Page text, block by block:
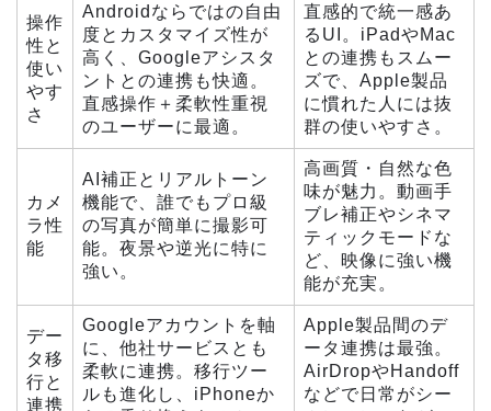
操作
性と
使い
やす
さ
Androidならではの自由
度とカスタマイズ性が
高く、Googleアシスタ
ントとの連携も快適。
直感操作＋柔軟性重視
のユーザーに最適。
直感的で統一感あ
るUI。iPadやMac
との連携もスムー
ズで、Apple製品
に慣れた人には抜
群の使いやすさ。
カメ
ラ性
能
AI補正とリアルトーン
機能で、誰でもプロ級
の写真が簡単に撮影可
能。夜景や逆光に特に
強い。
高画質・自然な色
味が魅力。動画手
ブレ補正やシネマ
ティックモードな
ど、映像に強い機
能が充実。
デー
タ移
行と
連携
Googleアカウントを軸
に、他社サービスとも
柔軟に連携。移行ツー
ルも進化し、iPhoneか
Apple製品間のデ
ータ連携は最強。
AirDropやHandoff
などで日常がシー